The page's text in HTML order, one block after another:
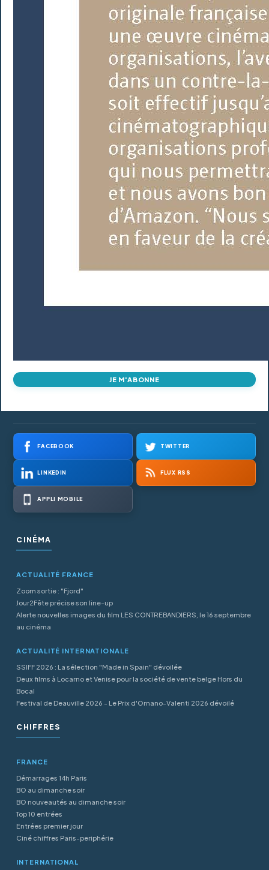
JE M'ABONNE
FACEBOOK TWITTER
LINKEDIN FLUX RSS
APPLI MOBILE
CINÉMA
ACTUALITÉ FRANCE
Zoom sortie : "Fjord"
Jour2Fête précise son line-up
Alerte nouvelles images du film LES CONTREBANDIERS, le 16 septembre
au cinéma
ACTUALITÉ INTERNATIONALE
SSIFF 2026 : La sélection "Made in Spain" dévoilée
Deux films à Locarno et Venise pour la société de vente belge Hors du
Bocal
Festival de Deauville 2026 - Le Prix d'Ornano-Valenti 2026 dévoilé
CHIFFRES
FRANCE
Démarrages 14h Paris
BO au dimanche soir
BO nouveautés au dimanche soir
Top 10 entrées
Entrées premier jour
Ciné chiffres Paris-periphérie
INTERNATIONAL